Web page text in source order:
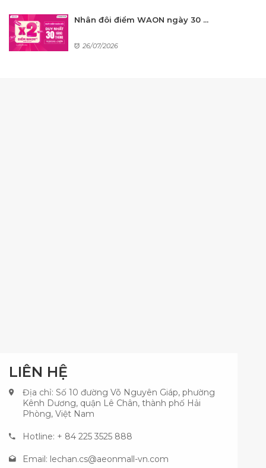
Nhân đôi điểm WAON ngày 30 ...
26/07/2026
LIÊN HỆ
Địa chỉ: Số 10 đường Võ Nguyên Giáp, phường
Kênh Dương, quận Lê Chân, thành phố Hải
Phòng, Việt Nam
Hotline: + 84 225 3525 888
Email: lechan.cs@aeonmall-vn.com